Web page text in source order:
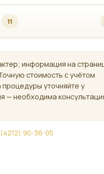
11
информация на
стоимость с учётом
уточняйте у
— необходима
90-36-05